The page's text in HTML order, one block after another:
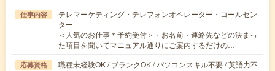
仕事内容
テレマーケティング・テレフォンオペレーター・コールセン
ター
＜人気のお仕事＊予約受付＞・お名前・連絡先などの決まっ
た項目を聞いてマニュアル通りにご案内するだけの…
応募資格
職種未経験OK / ブランクOK / パソコンスキル不要 / 英語力不